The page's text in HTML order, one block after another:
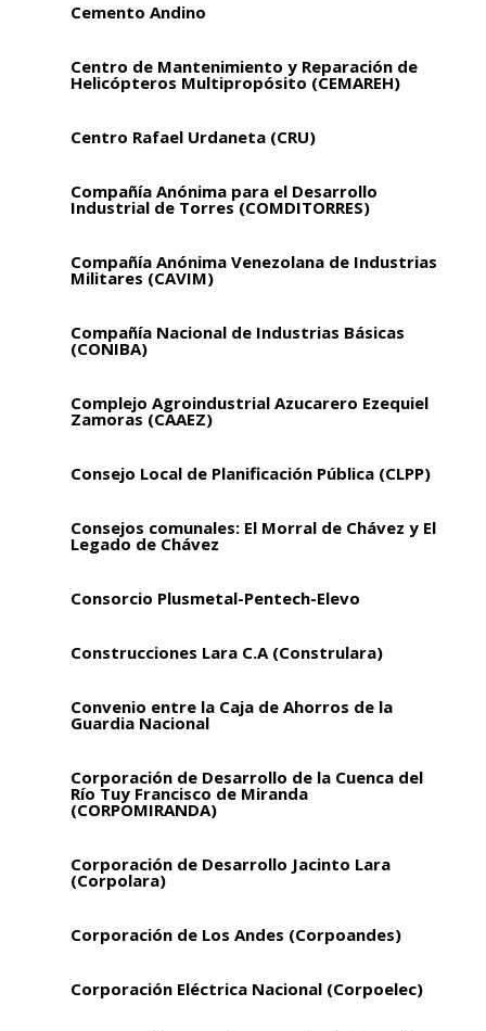
Cemento Andino
Centro de Mantenimiento y Reparación de
Helicópteros Multipropósito (CEMAREH)
Centro Rafael Urdaneta (CRU)
Compañía Anónima para el Desarrollo
Industrial de Torres (COMDITORRES)
Compañía Anónima Venezolana de Industrias
Militares (CAVIM)
Compañía Nacional de Industrias Básicas
(CONIBA)
Complejo Agroindustrial Azucarero Ezequiel
Zamoras (CAAEZ)
Consejo Local de Planificación Pública (CLPP)
Consejos comunales: El Morral de Chávez y El
Legado de Chávez
Consorcio Plusmetal-Pentech-Elevo
Construcciones Lara C.A (Construlara)
Convenio entre la Caja de Ahorros de la
Guardia Nacional
Corporación de Desarrollo de la Cuenca del
Río Tuy Francisco de Miranda
(CORPOMIRANDA)
Corporación de Desarrollo Jacinto Lara
(Corpolara)
Corporación de Los Andes (Corpoandes)
Corporación Eléctrica Nacional (Corpoelec)